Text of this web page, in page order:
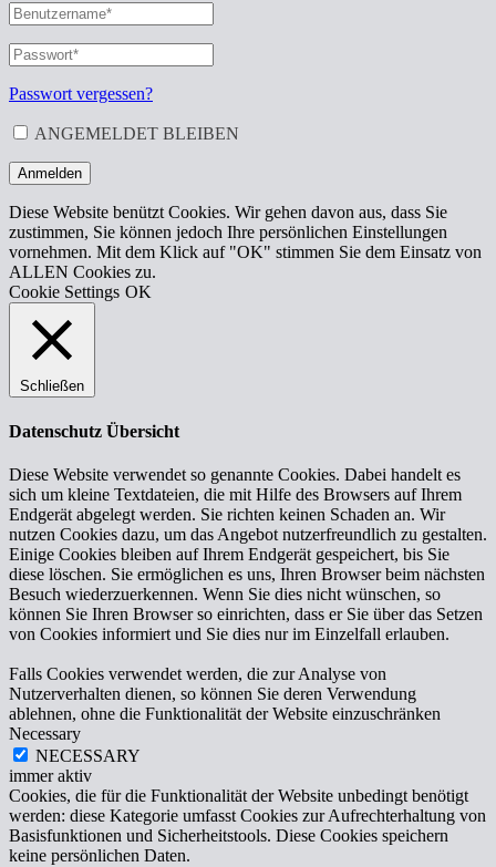
BENUTZERNAME
ODER
E-
MAIL-
ADRESSE*
ERFORDERLICH
PASSWORT
ERFORDERLICH
Passwort vergessen?
ANGEMELDET BLEIBEN
Anmelden
Diese Website benützt Cookies. Wir gehen davon aus, dass Sie
zustimmen, Sie können jedoch Ihre persönlichen Einstellungen
vornehmen. Mit dem Klick auf "OK" stimmen Sie dem Einsatz von
ALLEN Cookies zu.
Cookie Settings OK
Schließen
Datenschutz Übersicht
Diese Website verwendet so genannte Cookies. Dabei handelt es
sich um kleine Textdateien, die mit Hilfe des Browsers auf Ihrem
Endgerät abgelegt werden. Sie richten keinen Schaden an. Wir
nutzen Cookies dazu, um das Angebot nutzerfreundlich zu gestalten.
Einige Cookies bleiben auf Ihrem Endgerät gespeichert, bis Sie
diese löschen. Sie ermöglichen es uns, Ihren Browser beim nächsten
Besuch wiederzuerkennen. Wenn Sie dies nicht wünschen, so
können Sie Ihren Browser so einrichten, dass er Sie über das Setzen
von Cookies informiert und Sie dies nur im Einzelfall erlauben.
Falls Cookies verwendet werden, die zur Analyse von
Nutzerverhalten dienen, so können Sie deren Verwendung
ablehnen, ohne die Funktionalität der Website einzuschränken
Necessary
NECESSARY
immer aktiv
Cookies, die für die Funktionalität der Website unbedingt benötigt
werden: diese Kategorie umfasst Cookies zur Aufrechterhaltung von
Basisfunktionen und Sicherheitstools. Diese Cookies speichern
keine persönlichen Daten.